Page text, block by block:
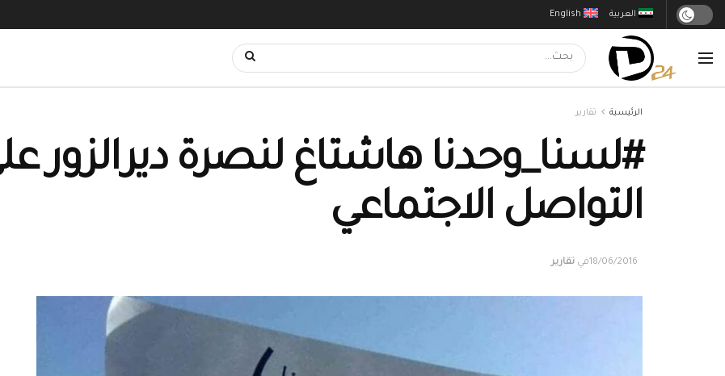
English العربية
الرئيسية تقارير
#لسنا_وحدنا هاشتاغ لنصرة ديرالزور
التواصل الاجتماعي
18/06/2016 في تقارير